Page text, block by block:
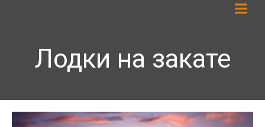
Лодки на закате